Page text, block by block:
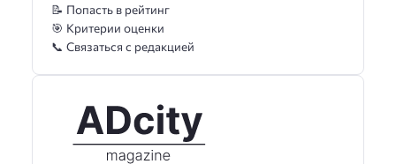
📝 Попасть в рейтинг
🎯 Критерии оценки
📞 Связаться с редакцией